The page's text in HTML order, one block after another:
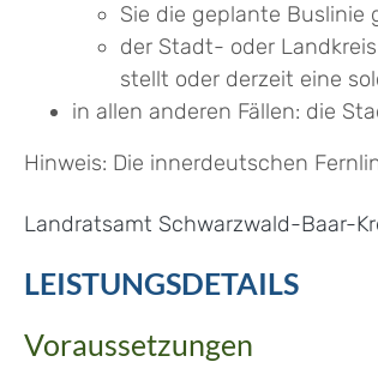
Sie die geplante Buslinie
der Stadt- oder
stellt oder derzeit eine
in allen anderen Fällen: die
Hinweis: Die innerdeutschen
Landratsamt Schwarzwald-Baar-
LEISTUNGSDETAILS
Voraussetzungen